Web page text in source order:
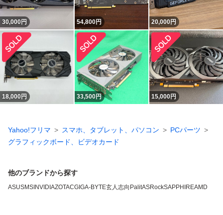
30,000円 54,800円 20,000円
18,000円 33,500円 15,000円
Yahoo!フリマ スマホ、タブレット、パソコン
PCパーツ
グラフィックボード、ビデオカード
他のブランドから探す
ASUSMSI NVIDIAZOTACGIGA-BYTE玄人志向 PalitASRockSAPPHIREAMD